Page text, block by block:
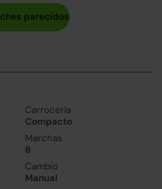
Carrocería
Compacto
Marchas
6
Cambio
Manual